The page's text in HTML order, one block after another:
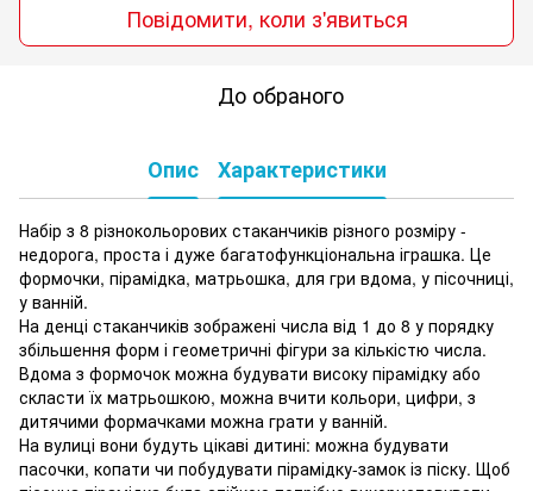
Повідомити, коли з'явиться
До обраного
Опис Характеристики
Набір з 8 різнокольорових стаканчиків різного розміру -
недорога, проста і дуже багатофункціональна іграшка. Це
формочки, пірамідка, матрьошка, для гри вдома, у пісочниці,
у ванній.
На денці стаканчиків зображені числа від 1 до 8 у порядку
збільшення форм і геометричні фігури за кількістю числа.
Вдома з формочок можна будувати високу пірамідку або
скласти їх матрьошкою, можна вчити кольори, цифри, з
дитячими формачками можна грати у ванній.
На вулиці вони будуть цікаві дитині: можна будувати
пасочки, копати чи побудувати пірамідку-замок із піску. Щоб